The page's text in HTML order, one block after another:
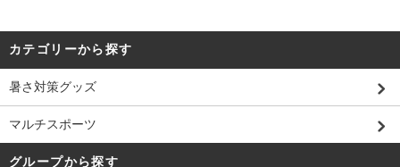
カテゴリーから探す
暑さ対策グッズ
マルチスポーツ
グループから探す